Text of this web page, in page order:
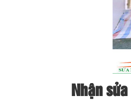
Nhận